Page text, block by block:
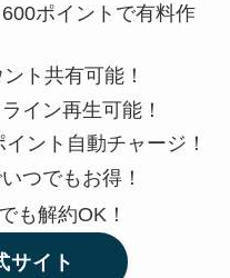
ポイントで有料作
ト共有可能！
イン再生可能！
ント自動チャージ！
つでもお得！
も解約OK！
サイト